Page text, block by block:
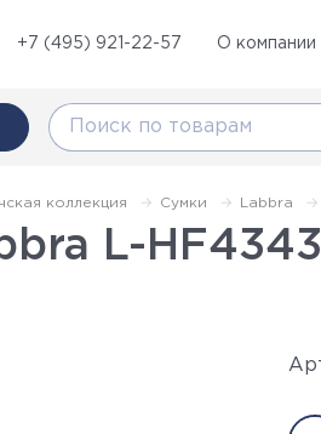
+7 (495) 921-22-57 О компании
коллекция Сумки Labbra
L-